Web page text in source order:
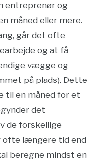
entreprenør og
måned eller mere.
går det ofte
og at få
vægge og
på plads). Dette
til en måned for et
det
de forskellige
ofte længere tid end
beregne mindst en